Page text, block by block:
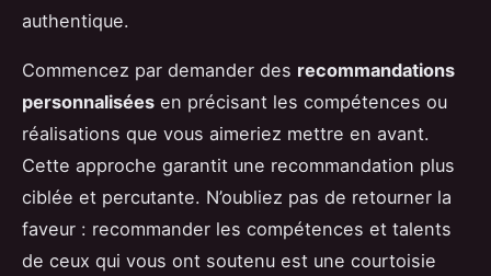
authentique.
Commencez par demander des recommandations
personnalisées en précisant les compétences ou
réalisations que vous aimeriez mettre en avant.
Cette approche garantit une recommandation plus
ciblée et percutante. N’oubliez pas de retourner la
faveur : recommander les compétences et talents
de ceux qui vous ont soutenu est une courtoisie